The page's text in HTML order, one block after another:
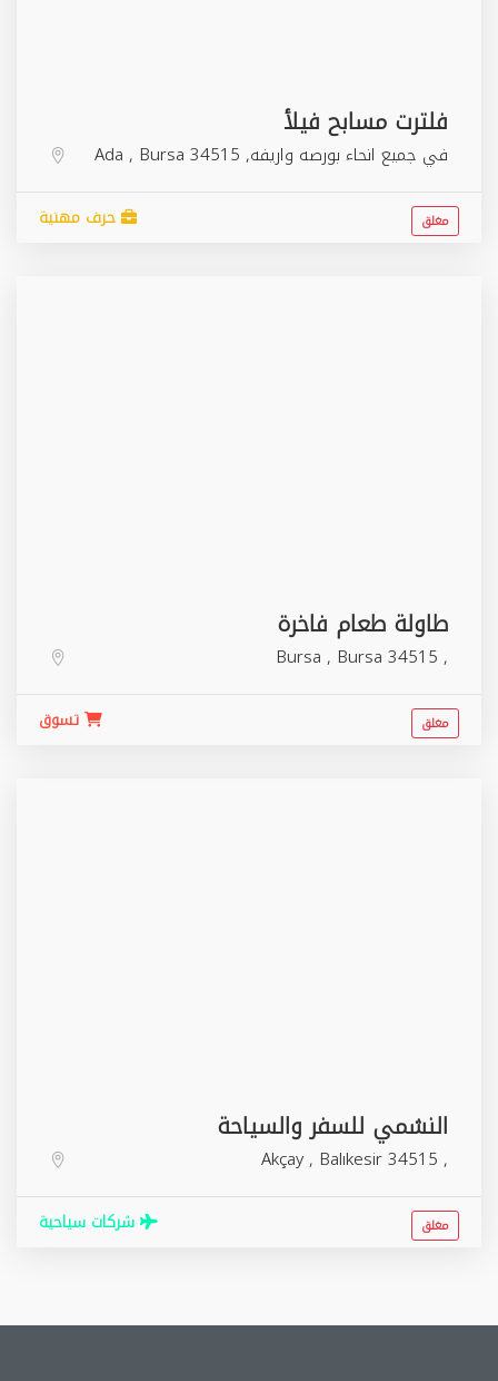
فلترت مسابح فيلأ
في جميع انحاء بورصه واريفه, Ada , Bursa 34515
حرف مهنية مغلق
طاولة طعام فاخرة
,
Bursa , Bursa 34515
تسوق مغلق
النشمي للسفر والسياحة
,
Akçay, Balıkesir34515
شركات سياحية مغلق